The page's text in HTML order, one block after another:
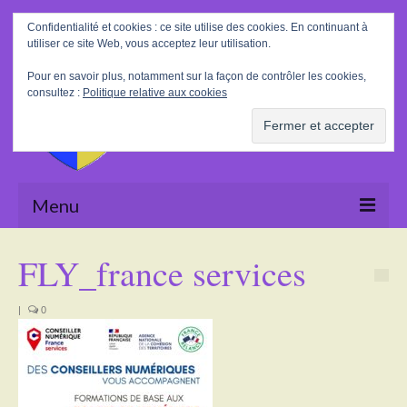
Rechercher
:
Menu
La Mairie
Le village
Tourisme
FLY_france services
| 0
Confidentialité et cookies : ce site utilise des cookies. En continuant à
utiliser ce site Web, vous acceptez leur utilisation.
Pour en savoir plus, notamment sur la façon de contrôler les cookies,
consultez : Politique relative aux cookies